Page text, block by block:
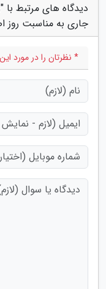
دیدگاه های مرتبط با
جاری به مناسبت روز
* نظرتان را در مورد